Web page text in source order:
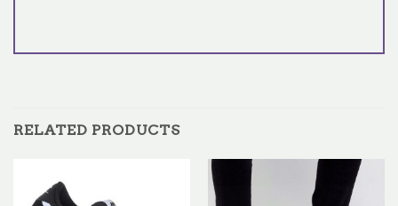
RELATED PRODUCTS